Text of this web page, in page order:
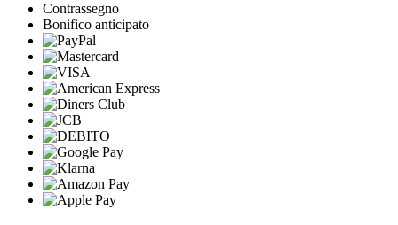
Contrassegno
Bonifico anticipato